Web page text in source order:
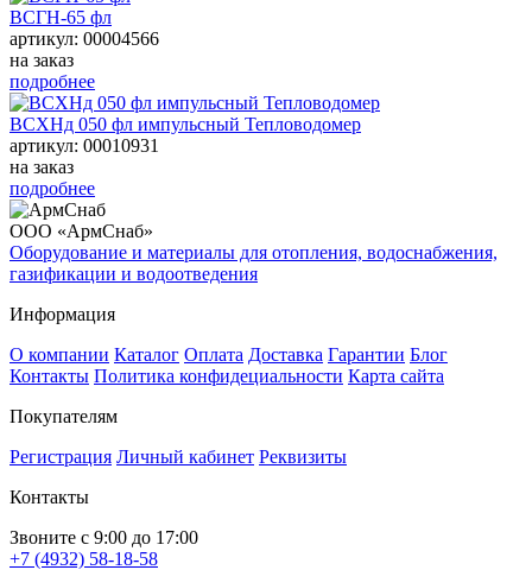
ВСГН-65 фл
артикул: 00004566
на заказ
подробнее
ВСХНд 050 фл импульсный Тепловодомер
артикул: 00010931
на заказ
подробнее
ООО «АрмСнаб»
Оборудование и материалы для отопления, водоснабжения,
газификации и водоотведения
Информация
О компании Каталог Оплата Доставка Гарантии Блог
Контакты Политика конфидециальности Карта сайта
Покупателям
Регистрация Личный кабинет Реквизиты
Контакты
Звоните с 9:00 до 17:00
+7 (4932) 58-18-58